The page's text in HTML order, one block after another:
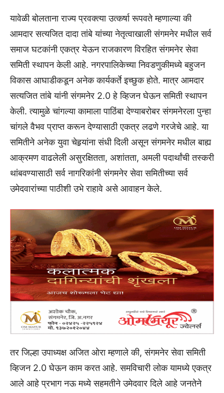
यावेळी बोलताना राज्य प्रवक्त्या उत्कर्षा रूपवते म्हणाल्या की
आमदार सत्यजित दादा तांबे यांच्या नेतृत्वाखाली संगमनेर मधील सर्व
समाज घटकांनी एकत्र येऊन राजकारण विरहित संगमनेर सेवा
समिती स्थापन केली आहे. नगरपालिकेच्या निवडणुकीमध्ये बहुजन
विकास आघाडीकडून अनेक कार्यकर्ते इच्छुक होते. मात्र आमदार
सत्यजित तांबे यांनी संगमनेर 2.0 हे व्हिजन घेऊन समिती स्थापन
केली. त्यामुळे चांगल्या कामाला पाठिंबा देण्याबरोबर संगमनेरला पुन्हा
चांगले वैभव प्राप्त करून देण्यासाठी एकत्र लढणे गरजेचे आहे. या
समितीने अनेक युवा चेहर्‍यांना संधी दिली असून संगमनेर मधील बाह्य
आक्रमण वाढलेली असुरक्षितता, अशांतता, अमली पदार्थांची तस्करी
थांबवण्यासाठी सर्व नागरिकांनी संगमनेर सेवा समितीच्या सर्व
उमेदवारांच्या पाठीशी उभे राहावे असे आवाहन केले.
तर जिल्हा उपाध्यक्ष अजित ओरा म्हणाले की, संगमनेर सेवा समिती
व्हिजन 2.0 घेऊन काम करत आहे. समविचारी लोक यामध्ये एकत्र
आले आहे प्रभाग नऊ मध्ये सहमतीने उमेदवार दिले आहे जनतेने